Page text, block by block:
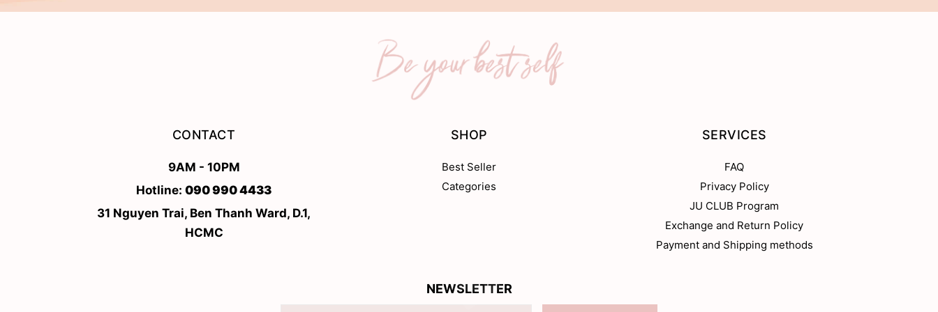
CONTACT
9AM - 10PM
Hotline: 090 990 4433
31 Nguyen Trai, Ben Thanh Ward, D.1,
HCMC
SHOP
Best Seller
Categories
SERVICES
FAQ
Privacy Policy
JU CLUB Program
Exchange and Return Policy
Payment and Shipping methods
NEWSLETTER